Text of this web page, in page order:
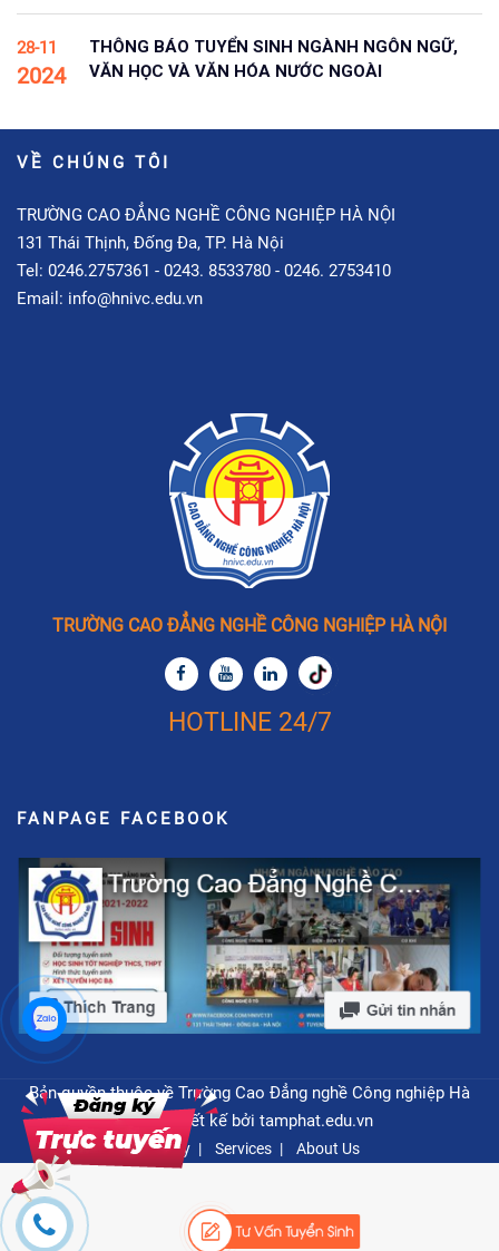
28-11
2024
THÔNG BÁO TUYỂN SINH NGÀNH NGÔN NGỮ,
VĂN HỌC VÀ VĂN HÓA NƯỚC NGOÀI
VỀ CHÚNG TÔI
TRƯỜNG CAO ĐẲNG NGHỀ CÔNG NGHIỆP HÀ NỘI
131 Thái Thịnh, Đống Đa, TP. Hà Nội
Tel: 0246.2757361 - 0243. 8533780 - 0246. 2753410
Email: info@hnivc.edu.vn
TRƯỜNG CAO ĐẲNG NGHỀ CÔNG NGHIỆP HÀ NỘI
HOTLINE 24/7
FANPAGE FACEBOOK
Bản quyền thuộc về Trường Cao Đẳng nghề Công nghiệp Hà
Nội - Thiết kế bởi tamphat.edu.vn
Privacy Services About Us